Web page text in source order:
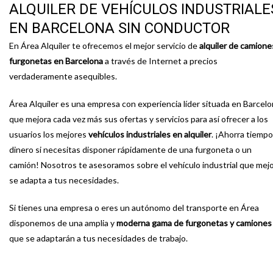
ALQUILER DE VEHÍCULOS
EN BARCELONA SIN CONDUCTOR
En Área Alquiler te ofrecemos el mejor servicio dealquiler de
furgonetas en Barcelonaa través de Internet a precios
verdaderamente asequibles.
Área Alquiler es una empresa con experiencia líder situada en
que mejora cada vez más sus ofertas y servicios para así ofrecer a los
usuarios los mejores vehículos industriales en alquiler. ¡Ahorra
dinero si necesitas disponer rápidamente de una furgoneta o un
camión! Nosotros te asesoramos sobre el vehículo industrial que
se adapta a tus necesidades.
Si tienes una empresa o eres un autónomo del transporte en Área
disponemos de una amplia ymoderna gama de furgonetas y camiones
que se adaptarán a tus necesidades de trabajo.